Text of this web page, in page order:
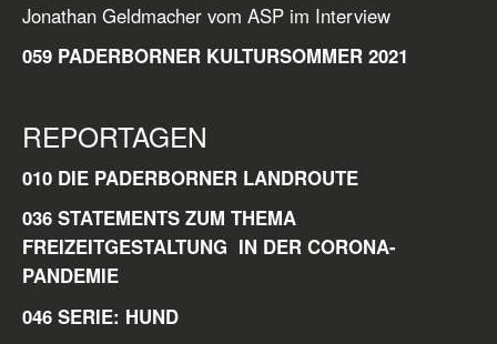
Jonathan Geldmacher vom ASP im Interview
059 PADERBORNER KULTURSOMMER 2021
REPORTAGEN
010 DIE PADERBORNER LANDROUTE
036 STATEMENTS ZUM THEMA
FREIZEITGESTALTUNG IN DER CORONA-
PANDEMIE
046 SERIE: HUND